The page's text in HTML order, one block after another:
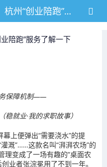
让年轻人创业敢闯敢试，杭州“创业陪跑”服务了解一下
陪跑”服务了解一下
保障机制——
稳就业·我的求职故事）
幕上便弹出“需要浇水”的提
溉”……这款名叫“湃湃农场”的
理变成了一场有趣的“桌面农
业者张淙冕用了不到一年。